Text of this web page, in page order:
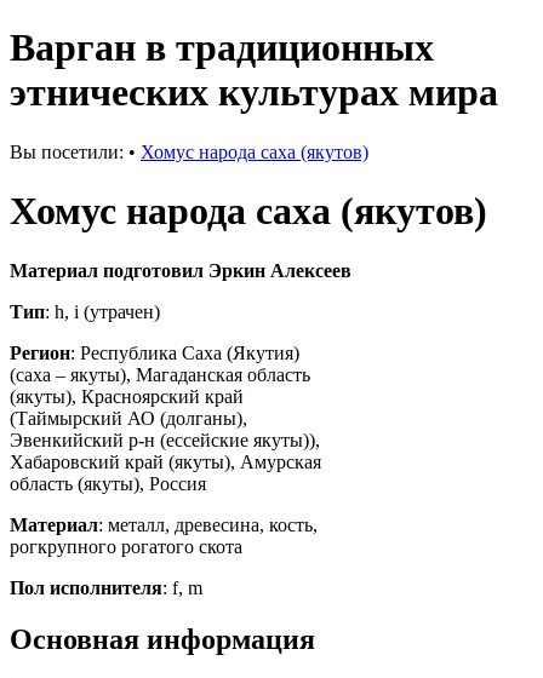
Варган в традиционных
этнических культурах мира
Вы посетили: • Хомус народа саха (якутов)
Хомус народа саха (якутов)
Материал подготовил Эркин Алексеев
Тип: h, i (утрачен)
Регион: Республика Саха (Якутия)
(саха – якуты), Магаданская область
(якуты), Красноярский край
(Таймырский АО (долганы),
Эвенкийский р-н (ессейские якуты)),
Хабаровский край (якуты), Амурская
область (якуты), Россия
Материал: металл, древесина, кость,
рогкрупного рогатого скота
Пол исполнителя: f, m
Основная информация